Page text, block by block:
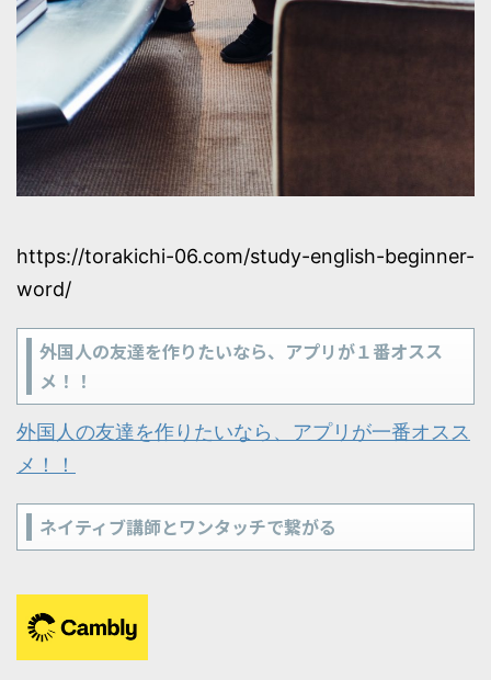
https://torakichi-06.com/study-english-beginner-
word/
外国人の友達を作りたいなら、アプリが１番オスス
メ！！
外国人の友達を作りたいなら、アプリが一番オスス
メ！！
ネイティブ講師とワンタッチで繋がる